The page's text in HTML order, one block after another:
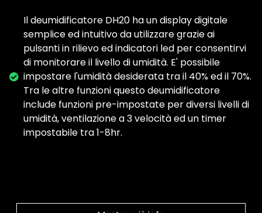
Il deumidificatore DH20 ha un display digitale
semplice ed intuitivo da utilizzare grazie ai
pulsanti in rilievo ed indicatori led per consentirvi
di monitorare il livello di umidità. E' possibile
impostare l'umidità desiderata tra il 40% ed il 70%.
Tra le altre funzioni questo deumidificatore
include funzioni pre-impostate per diversi livelli di
umidità, ventilazione a 3 velocità ed un timer
impostabile tra 1-8hr.